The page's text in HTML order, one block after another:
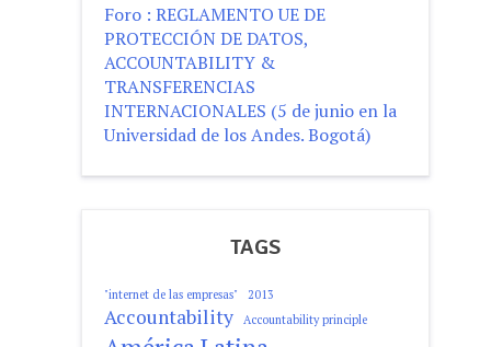
Foro : REGLAMENTO UE DE
PROTECCIÓN DE DATOS,
ACCOUNTABILITY &
TRANSFERENCIAS
INTERNACIONALES (5 de junio en la
Universidad de los Andes. Bogotá)
TAGS
"internet de las empresas" 2013
Accountability Accountability principle